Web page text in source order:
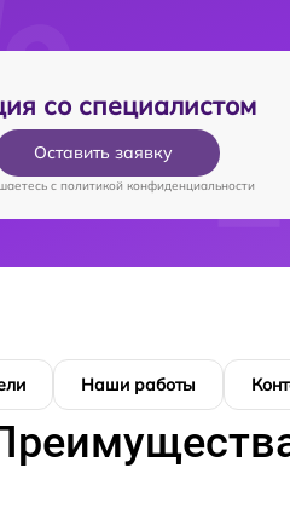
со специалистом
Оставить заявку
c политикой конфиденциальности
Наши работы